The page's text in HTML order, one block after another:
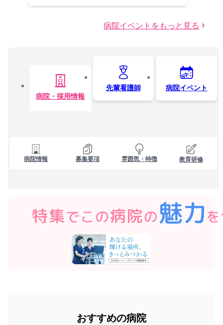
病院イベントをもっと見る
病院・採用情報
先輩看護師 病院イベント
病院情報 募集要項 雰囲気・特徴 教育研修
おすすめの病院